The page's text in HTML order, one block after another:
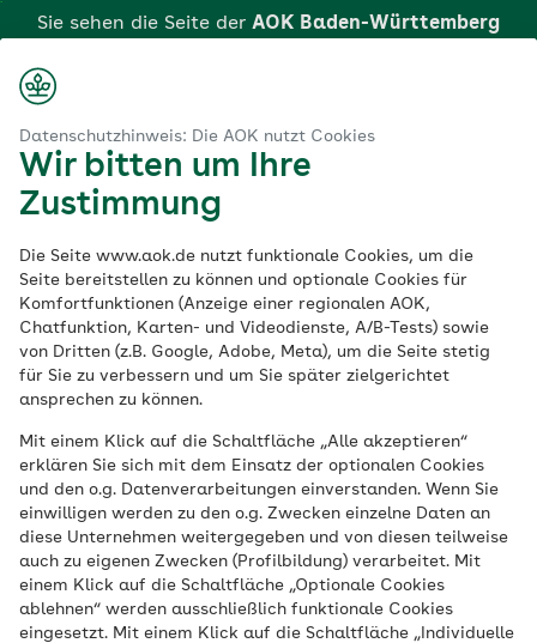
Datenschutzhinweis: Die AOK nutzt Cookies
Wir bitten um Ihre
Zustimmung
Die Seite www.aok.de nutzt funktionale Cookies, um die
Seite bereitstellen zu können und optionale Cookies für
Komfortfunktionen (Anzeige einer regionalen AOK,
Chatfunktion, Karten- und Videodienste, A/B-Tests) sowie
von Dritten (z.B. Google, Adobe, Meta), um die Seite stetig
für Sie zu verbessern und um Sie später zielgerichtet
ansprechen zu können.
Mit einem Klick auf die Schaltfläche „Alle akzeptieren“
erklären Sie sich mit dem Einsatz der optionalen Cookies
und den o.g. Datenverarbeitungen einverstanden. Wenn Sie
einwilligen werden zu den o.g. Zwecken einzelne Daten an
diese Unternehmen weitergegeben und von diesen teilweise
auch zu eigenen Zwecken (Profilbildung) verarbeitet. Mit
einem Klick auf die Schaltfläche „Optionale Cookies
ablehnen“ werden ausschließlich funktionale Cookies
eingesetzt. Mit einem Klick auf die Schaltfläche „Individuelle
Zum
Hauptinhalt
springen
Sie sehen die Seite der AOK Baden-Württemberg
Klicken Sie hier, wenn Sie zu einer anderen AOK
wechseln möchten.
SicherGehen
Eine Leistung der AOK Baden-Württemberg
SicherGehen ist das AOK-Kursangebot für
Sturzprävention. Versicherte der AOK
kostenfreien Maßnahme „SicherGehen –
Das Bewegungsangebot für bessere
Mobilität im Alter“ teilnehmen. Das
Bewegungsangebot zur Sturzprävention
kann auf Empfehlung des Arztes oder der
Ärztin in Anspruch genommen werden.